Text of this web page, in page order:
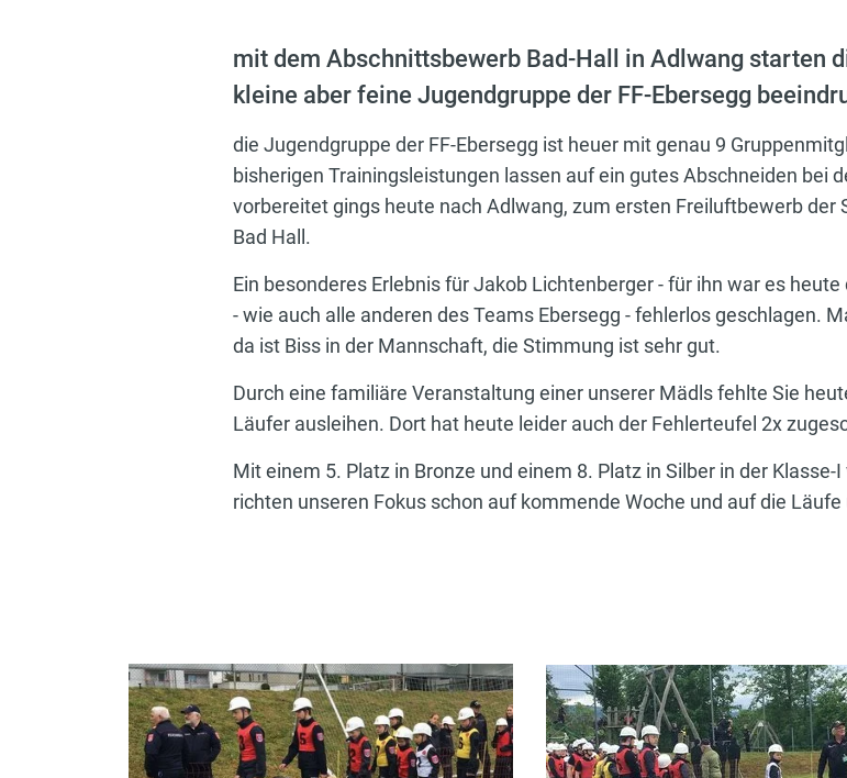
mit dem Abschnittsbewerb Bad-Hall in Adlwang starten
kleine aber feine Jugendgruppe der FF-Ebersegg
die Jugendgruppe der FF-Ebersegg ist heuer mit genau 9
bisherigen Trainingsleistungen lassen auf ein gutes Abschneiden bei
vorbereitet gings heute nach Adlwang, zum ersten Freiluftbewerb der
Bad Hall.
Ein besonderes Erlebnis für Jakob Lichtenberger - für ihn war es
- wie auch alle anderen des Teams Ebersegg - fehlerlos geschlagen.
da ist Biss in der Mannschaft, die Stimmung ist sehr gut.
Durch eine familiäre Veranstaltung einer unserer Mädls fehlte Sie
Läufer ausleihen. Dort hat heute leider auch der Fehlerteufel 2x
Mit einem 5. Platz in Bronze und einem 8. Platz in Silber in der
richten unseren Fokus schon auf kommende Woche und auf die